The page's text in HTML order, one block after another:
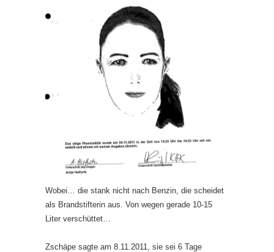
Wobei… die stank nicht nach Benzin, die scheidet
als Brandstifterin aus. Von wegen gerade 10-15
Liter verschüttet…
Zschäpe sagte am 8.11.2011, sie sei 6 Tage